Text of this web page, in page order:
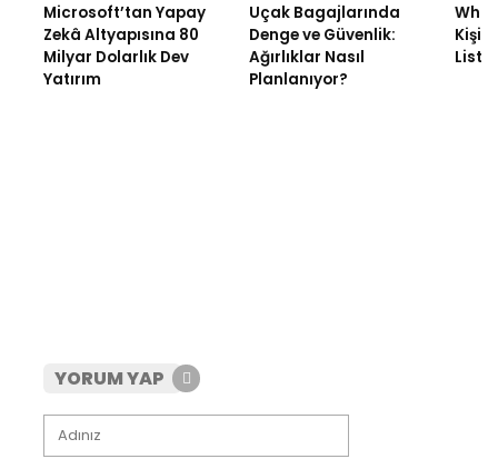
Microsoft’tan Yapay
Zekâ Altyapısına 80
Milyar Dolarlık Dev
Yatırım
Uçak Bagajlarında
Denge ve Güvenlik:
Ağırlıklar Nasıl
Planlanıyor?
YORUM YAP